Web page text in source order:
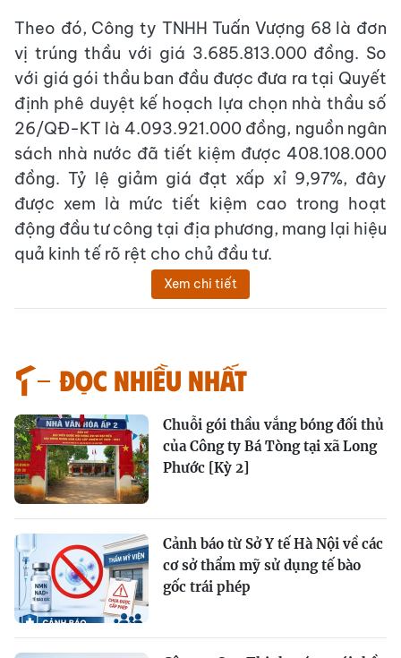
Theo đó, Công ty TNHH Tuấn Vượng 68 là đơn
vị trúng thầu với giá 3.685.813.000 đồng. So
với giá gói thầu ban đầu được đưa ra tại Quyết
định phê duyệt kế hoạch lựa chọn nhà thầu số
26/QĐ-KT là 4.093.921.000 đồng, nguồn ngân
sách nhà nước đã tiết kiệm được 408.108.000
đồng. Tỷ lệ giảm giá đạt xấp xỉ 9,97%, đây
được xem là mức tiết kiệm cao trong hoạt
động đầu tư công tại địa phương, mang lại hiệu
quả kinh tế rõ rệt cho chủ đầu tư.
Xem chi tiết
Đọc nhiều nhất
Chuỗi gói thầu vắng bóng đối thủ
của Công ty Bá Tòng tại xã Long
Phước [Kỳ 2]
Cảnh báo từ Sở Y tế Hà Nội về các
cơ sở thẩm mỹ sử dụng tế bào
gốc trái phép